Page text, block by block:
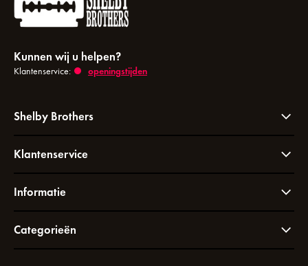
Kunnen wij u helpen?
Klantenservice: openingstijden
Shelby Brothers
Klantenservice
Informatie
Categorieën